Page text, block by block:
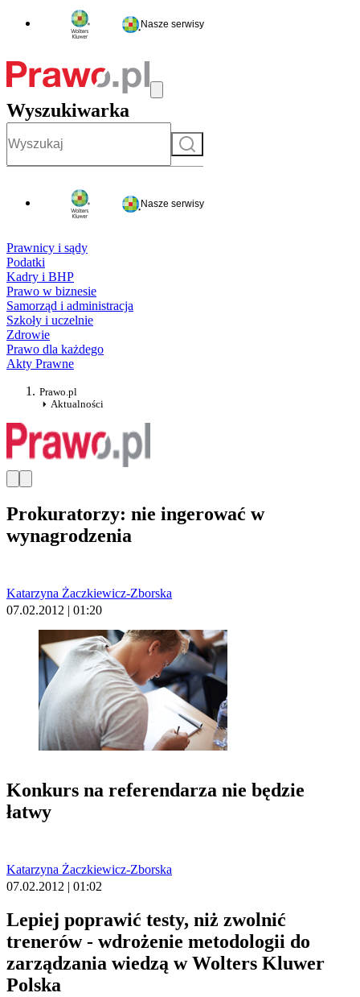
Nasze serwisy
Wyszukiwarka
Szukaj
Nasze serwisy
Prawnicy i sądy
Podatki
Kadry i BHP
Prawo w biznesie
Samorząd i administracja
Szkoły i uczelnie
Zdrowie
Prawo dla każdego
Akty Prawne
Prawo.pl
Aktualności
Prokuratorzy: nie ingerować w
wynagrodzenia
Katarzyna Żaczkiewicz-Zborska
07.02.2012 | 01:20
Konkurs na referendarza nie będzie
łatwy
Katarzyna Żaczkiewicz-Zborska
07.02.2012 | 01:02
Lepiej poprawić testy, niż zwolnić
trenerów - wdrożenie metodologii do
zarządzania wiedzą w Wolters Kluwer
Polska